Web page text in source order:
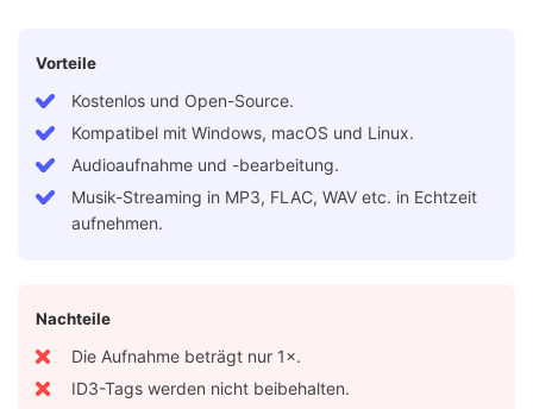
Vorteile
Kostenlos und Open-Source.
Kompatibel mit Windows, macOS und Linux.
Audioaufnahme und -bearbeitung.
Musik-Streaming in MP3, FLAC, WAV etc. in Echtzeit
aufnehmen.
Nachteile
Die Aufnahme beträgt nur 1×.
ID3-Tags werden nicht beibehalten.